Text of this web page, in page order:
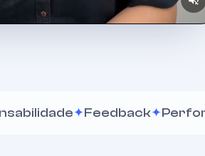
Feedback Performance